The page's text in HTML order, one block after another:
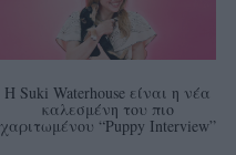
Η Suki Waterhouse είναι η νέα
καλεσμένη του πιο
χαριτωμένου “Puppy Interview”